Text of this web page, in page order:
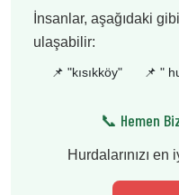
İnsanlar, aşağıdaki
ulaşabilir:
📌 "kısıkköy" 📌 "
📞 Hemen
Hurdalarınızı